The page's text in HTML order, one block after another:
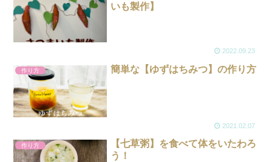
いも製作】
2022.09.23
作り方 簡単な【ゆずはちみつ】の作り方
2021.02.07
作り方
【七草粥】を食べて体をいたわろ
う！